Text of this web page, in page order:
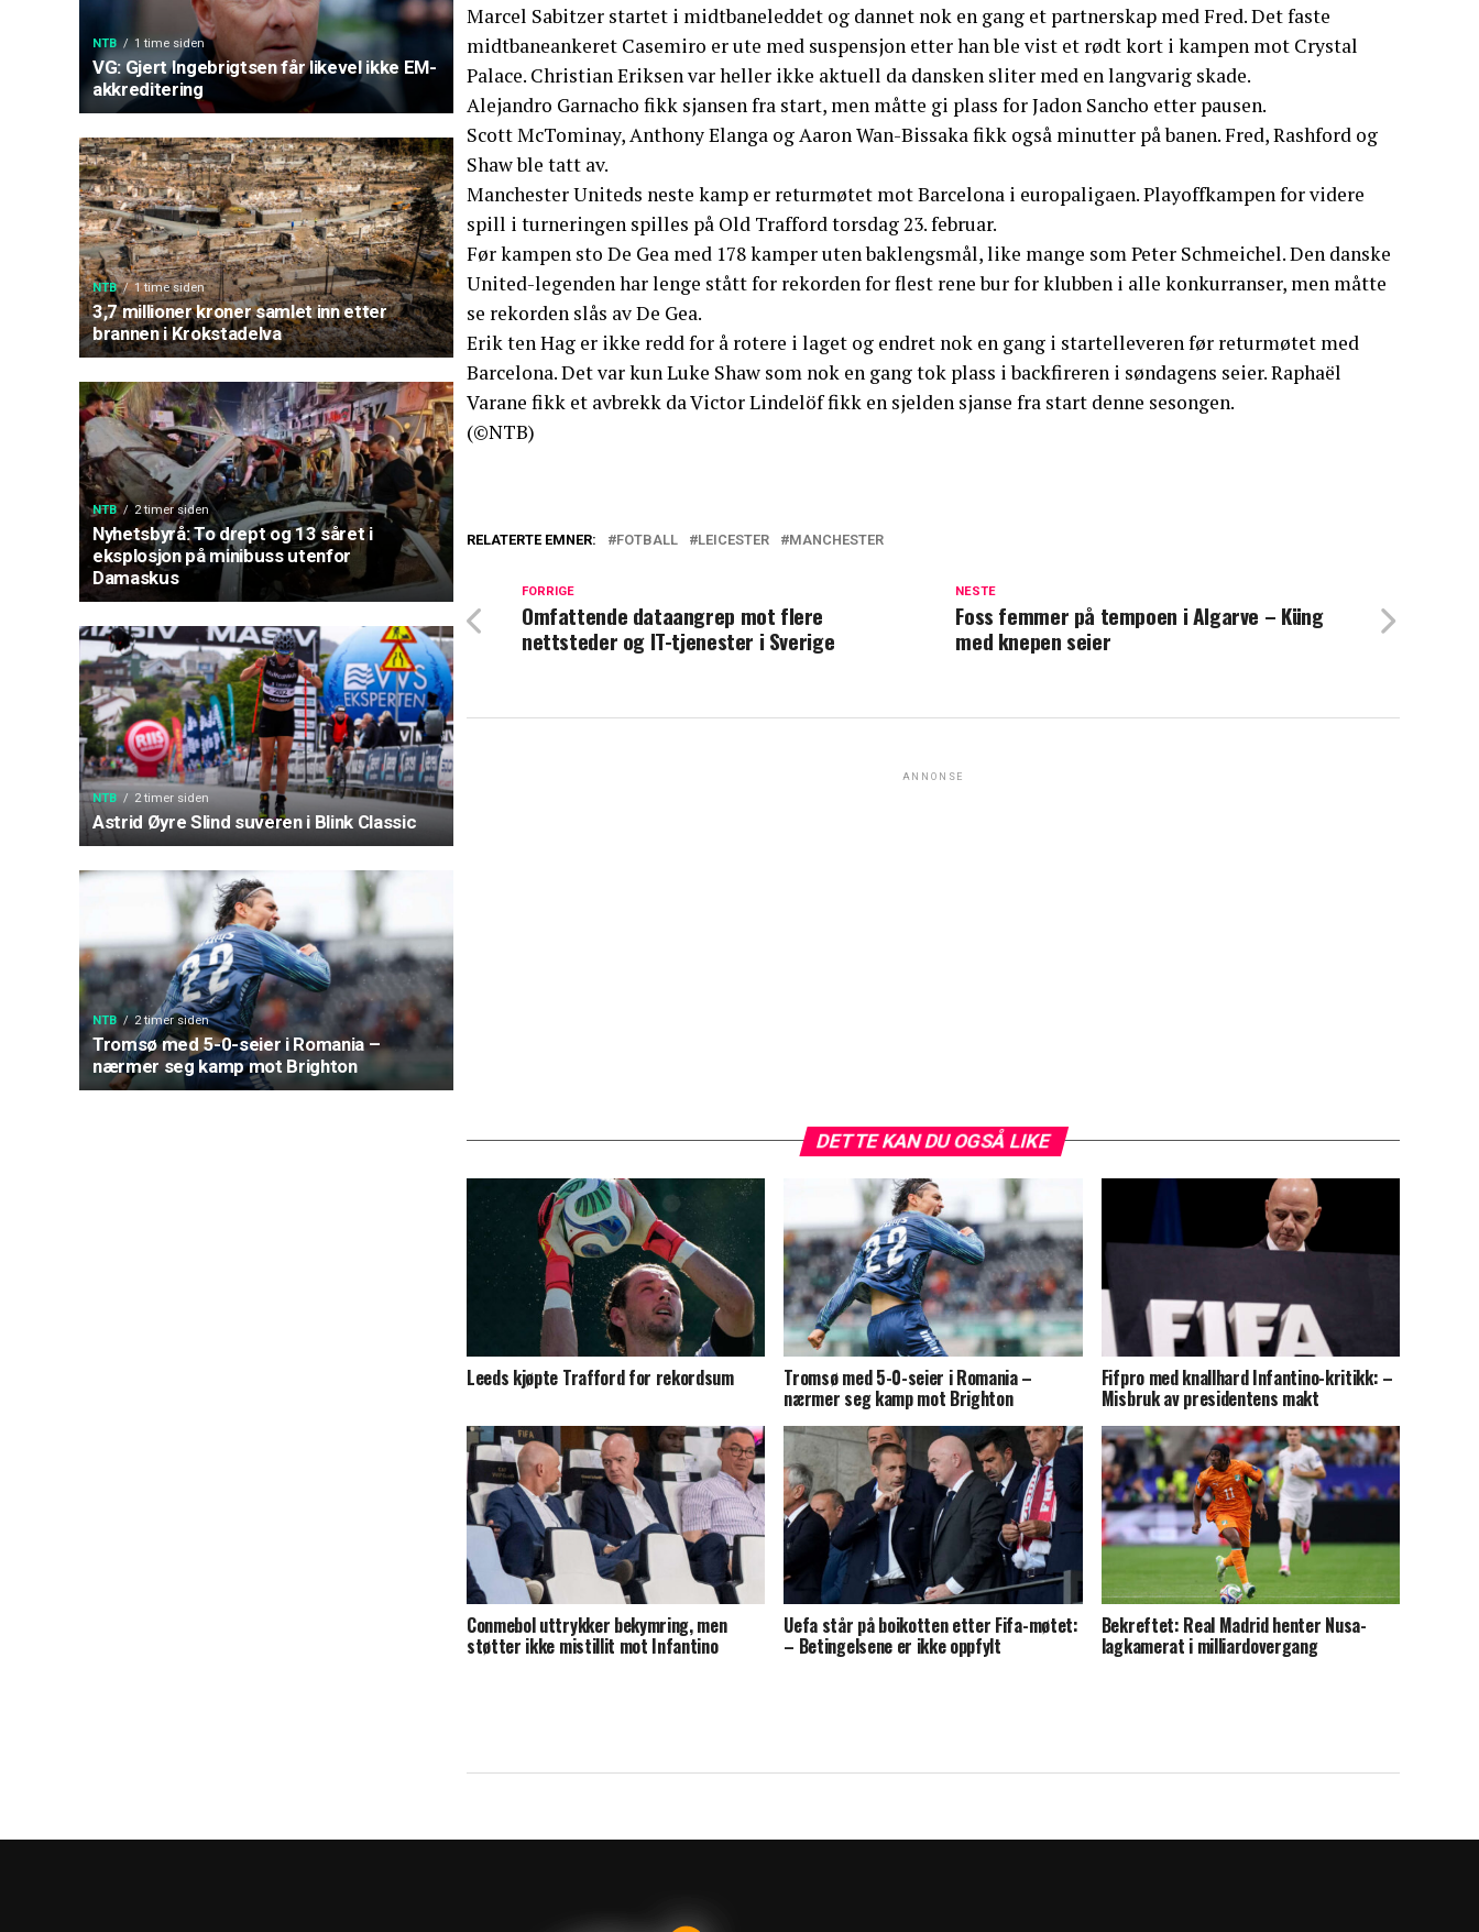
NTB 1 time siden
VG: Gjert Ingebrigtsen får likevel ikke EM-
akkreditering
NTB 1 time siden
3,7 millioner kroner samlet inn etter
brannen i Krokstadelva
NTB 2 timer siden
Nyhetsbyrå: To drept og 13 såret i
eksplosjon på minibuss utenfor
Damaskus
NTB 2 timer siden
Astrid Øyre Slind suveren i Blink Classic
NTB 2 timer siden
Tromsø med 5-0-seier i Romania –
nærmer seg kamp mot Brighton
Marcel Sabitzer startet i midtbaneleddet og dannet nok en gang et partnerskap med Fred. Det faste
midtbaneankeret Casemiro er ute med suspensjon etter han ble vist et rødt kort i kampen mot Crystal
Palace. Christian Eriksen var heller ikke aktuell da dansken sliter med en langvarig skade.
Alejandro Garnacho fikk sjansen fra start, men måtte gi plass for Jadon Sancho etter pausen.
Scott McTominay, Anthony Elanga og Aaron Wan-Bissaka fikk også minutter på banen. Fred, Rashford og
Shaw ble tatt av.
Manchester Uniteds neste kamp er returmøtet mot Barcelona i europaligaen. Playoffkampen for videre
spill i turneringen spilles på Old Trafford torsdag 23. februar.
Før kampen sto De Gea med 178 kamper uten baklengsmål, like mange som Peter Schmeichel. Den danske
United-legenden har lenge stått for rekorden for flest rene bur for klubben i alle konkurranser, men måtte
se rekorden slås av De Gea.
Erik ten Hag er ikke redd for å rotere i laget og endret nok en gang i startelleveren før returmøtet med
Barcelona. Det var kun Luke Shaw som nok en gang tok plass i backfireren i søndagens seier. Raphaël
Varane fikk et avbrekk da Victor Lindelöf fikk en sjelden sjanse fra start denne sesongen.
(©NTB)
RELATERTE EMNER: FOTBALL LEICESTER MANCHESTER
NESTE
Foss femmer på tempoen i Algarve – Küng
med knepen seier
FORRIGE
Omfattende dataangrep mot flere
nettsteder og IT-tjenester i Sverige
ANNONSE
DETTE KAN DU OGSÅ LIKE
Leeds kjøpte Trafford for rekordsum Tromsø med 5-0-seier i Romania –
nærmer seg kamp mot Brighton
Fifpro med knallhard Infantino-kritikk: –
Misbruk av presidentens makt
Conmebol uttrykker bekymring, men
støtter ikke mistillit mot Infantino
Uefa står på boikotten etter Fifa-møtet:
– Betingelsene er ikke oppfylt
Bekreftet: Real Madrid henter Nusa-
lagkamerat i milliardovergang